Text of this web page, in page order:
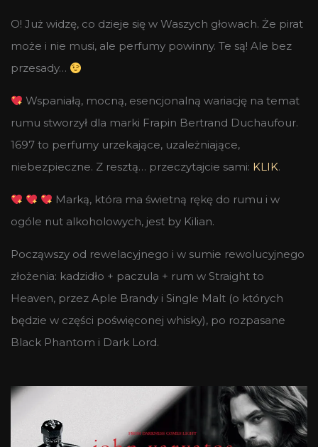
O! Już widzę, co dzieje się w Waszych głowach. Że pirat
może i nie musi, ale perfumy powinny. Te są! Ale bez
przesady…
Wspaniałą, mocną, esencjonalną wariację na temat
rumu stworzył dla marki Frapin Bertrand Duchaufour.
1697 to perfumy urzekające, uzależniające,
niebezpieczne. Z resztą… przeczytajcie sami: KLIK.
Marką, która ma świetną rękę do rumu i w
ogóle nut alkoholowych, jest by Kilian.
Począwszy od rewelacyjnego i w sumie rewolucyjnego
złożenia: kadzidło + paczula + rum w Straight to
Heaven, przez Aple Brandy i Single Malt (o których
będzie w części poświęconej whisky), po rozpasane
Black Phantom i Dark Lord.